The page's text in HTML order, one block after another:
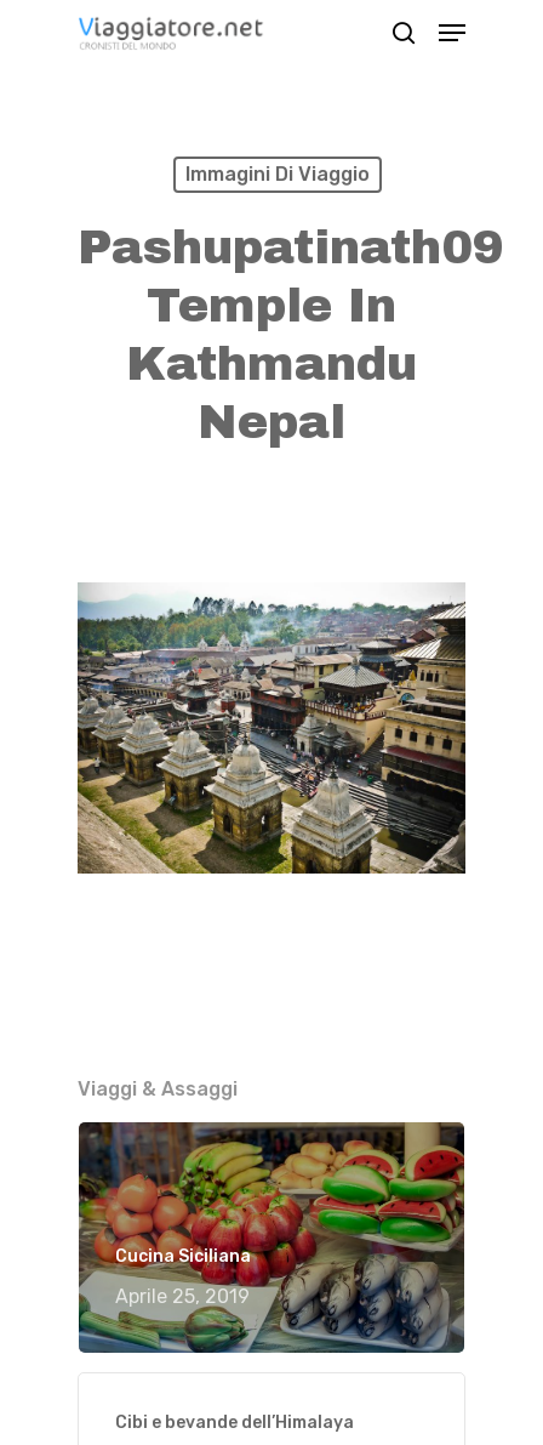
Menu
Immagini Di Viaggio
Pashupatinath09
Temple In
Kathmandu
Nepal
Viaggi & Assaggi
Cucina Siciliana
Aprile 25, 2019
Cibi e bevande dell’Himalaya